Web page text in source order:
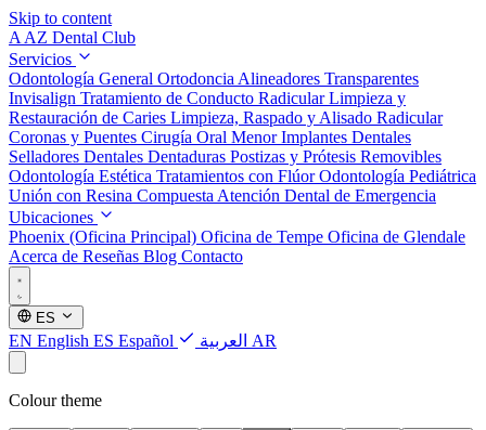
Skip to content
A AZ Dental Club
Servicios
Odontología General Ortodoncia Alineadores Transparentes
Invisalign Tratamiento de Conducto RadicularLimpieza y
Restauración de Caries Limpieza, Raspado y Alisado Radicular
Coronas y Puentes Cirugía Oral MenorImplantes Dentales
Selladores Dentales Dentaduras Postizas y Prótesis Removibles
Odontología Estética Tratamientos con FlúorOdontología Pediátrica
Unión con Resina Compuesta Atención Dental de Emergencia
Ubicaciones
Phoenix (Oficina Principal) Oficina de Tempe Oficina de Glendale
Acerca de Reseñas Blog Contacto
ES
EN English ES Español AR العربية
Colour theme